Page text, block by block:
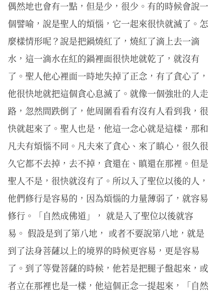
偶然地也會有一點，但是少，很少。有的時候會說一
個譬喻，說是聖人的煩惱，它一起來很快就滅了。怎
麼樣情形呢？說是把鍋燒紅了，燒紅了滴上去一滴
水，這一滴水在紅的鍋裡面很快地就乾了，就沒有
了。聖人他心裡面一時地失掉了正念，有了貪心了，
他很快地就把這個貪心息滅了。就像一個強壯的人走
路，忽然間跌倒了，他周圍看看有沒有人看到我，很
快就起來了。聖人也是，他這一念心就是這樣，那和
凡夫有煩惱不同。凡夫來了貪心、來了瞋心，很久很
久它都不去掉，去不掉，貪還在、瞋還在那裡。但是
聖人不是，很快就沒有了。所以入了聖位以後的人，
他們修行是容易的，因為煩惱的力量薄弱了，就容易
修行。「自然成佛道」， 就是入了聖位以後就容
易。 假設是到了第八地， 或者不要說第八地，就是
到了法身菩薩以上的境界的時候更容易，更是容易
了。到了等覺菩薩的時候，他若是把腿子盤起來，或
者立在那裡也是一樣，他這個正念一提起來，「自然